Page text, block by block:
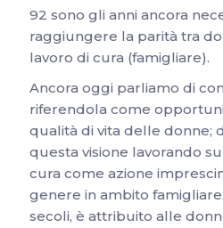
92 sono gli anni ancora
raggiungere la parità tra
lavoro di cura (famigliare).
Ancora oggi parliamo di
riferendola come
qualità di vita delle donne;
questa visione lavorando
cura come azione
genere in ambito
secoli, è attribuito alle